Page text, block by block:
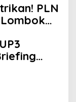
PLN
se-NTB